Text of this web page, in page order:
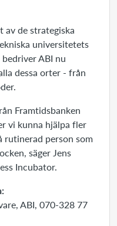
av de strategiska
universitetets
ABI nu
dessa orter - från
Framtidsbanken
vi kunna hjälpa fler
rutinerad person som
säger Jens
Incubator.
ABI, 070-328 77